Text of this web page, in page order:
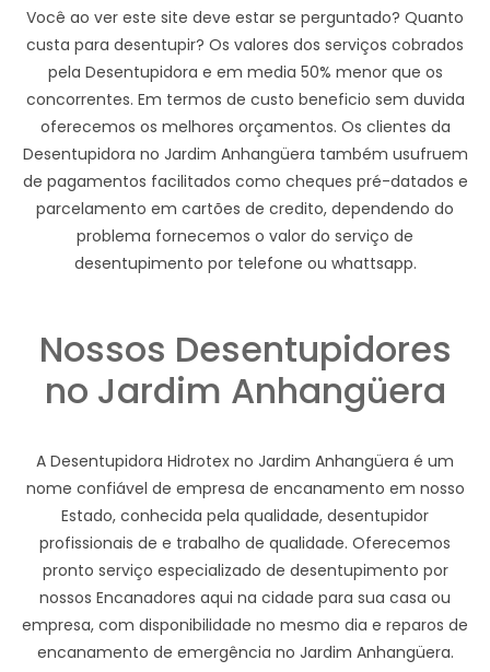
Você ao ver este site deve estar se perguntado? Quanto
custa para desentupir? Os valores dos serviços cobrados
pela Desentupidora e em media 50% menor que os
concorrentes. Em termos de custo beneficio sem duvida
oferecemos os melhores orçamentos. Os clientes da
Desentupidora no Jardim Anhangüera também usufruem
de pagamentos facilitados como cheques pré-datados e
parcelamento em cartões de credito, dependendo do
problema fornecemos o valor do serviço de
desentupimento por telefone ou whattsapp.
Nossos Desentupidores
no Jardim Anhangüera
A Desentupidora Hidrotex no Jardim Anhangüera é um
nome confiável de empresa de encanamento em nosso
Estado, conhecida pela qualidade, desentupidor
profissionais de e trabalho de qualidade. Oferecemos
pronto serviço especializado de desentupimento por
nossos Encanadores aqui na cidade para sua casa ou
empresa, com disponibilidade no mesmo dia e reparos de
encanamento de emergência no Jardim Anhangüera.